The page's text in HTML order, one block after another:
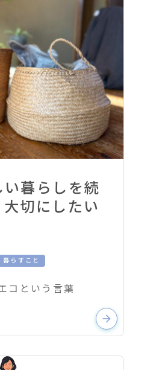
暮らしを続
切にしたい
暮らすこと
コという言葉
arrow_forward